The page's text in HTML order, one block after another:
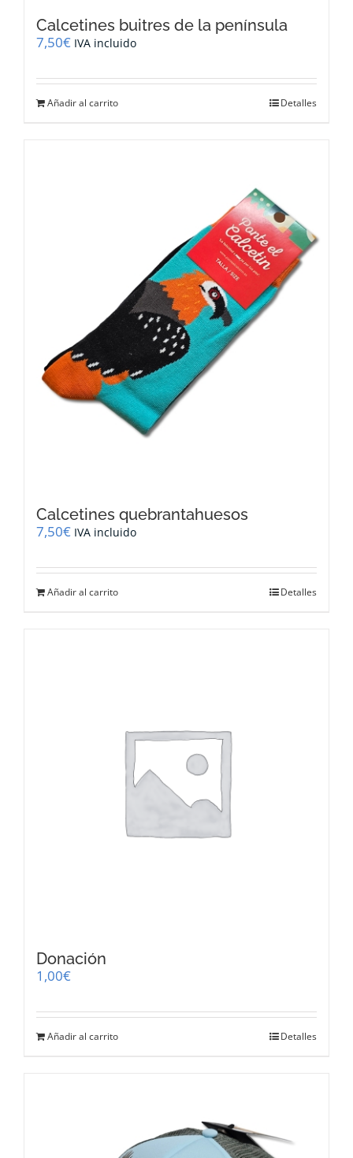
Calcetines buitres de la península
7,50€ IVA incluido
Añadir al carrito Detalles
Calcetines quebrantahuesos
7,50€ IVA incluido
Añadir al carrito Detalles
Donación
1,00€
Añadir al carrito Detalles